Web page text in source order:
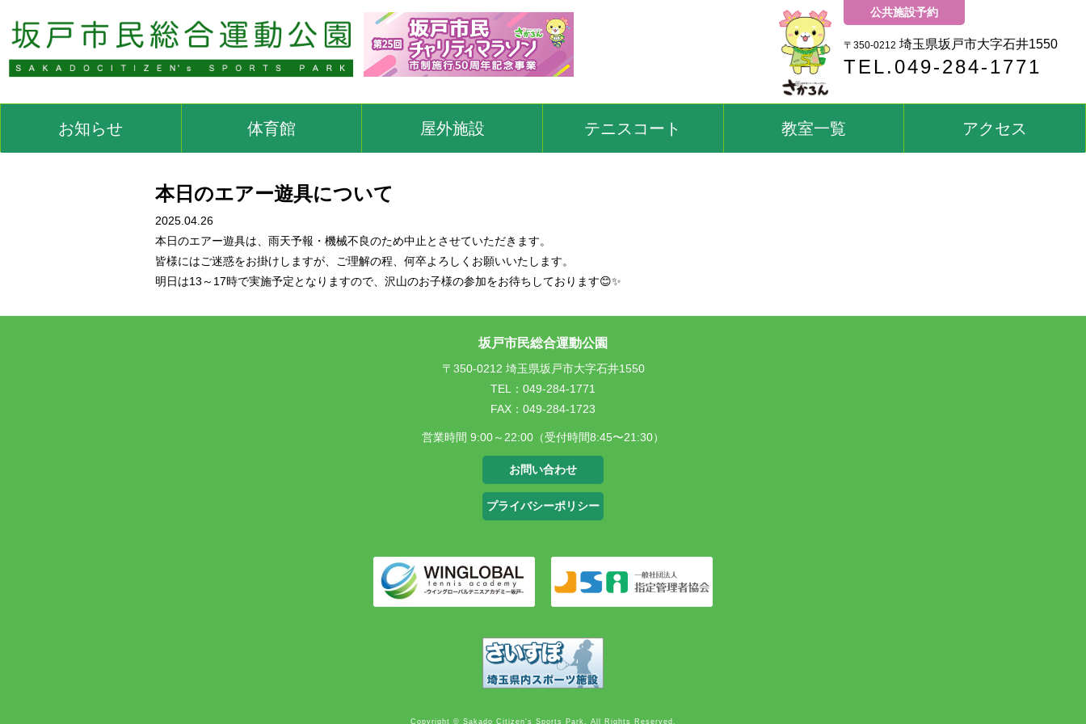
公共施設予約
〒350-0212 埼玉県坂戸市大字石井1550
TEL.049-284-1771
お知らせ 体育館 屋外施設 テニスコート 教室一覧 アクセス
本日のエアー遊具について
2025.04.26
本日のエアー遊具は、雨天予報・機械不良のため中止とさせていただきます。
皆様にはご迷惑をお掛けしますが、ご理解の程、何卒よろしくお願いいたします。
明日は13～17時で実施予定となりますので、沢山のお子様の参加をお待ちしております😊✨
坂戸市民総合運動公園
〒350-0212 埼玉県坂戸市大字石井1550
TEL：049-284-1771
FAX：049-284-1723
営業時間 9:00～22:00（受付時間8:45〜21:30）
お問い合わせ
プライバシーポリシー
Copyright © Sakado Citizen's Sports Park. All Rights Reserved.